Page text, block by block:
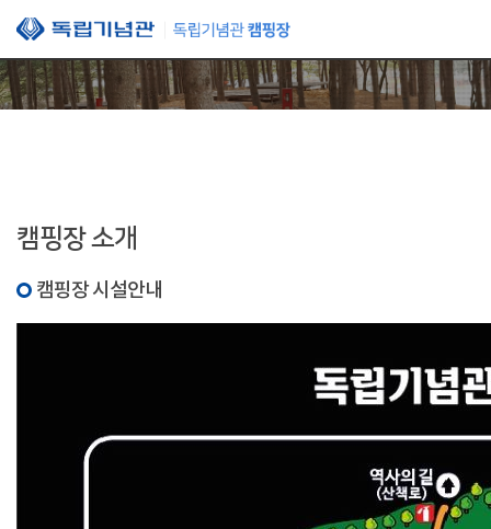
본문 바로가기
캠핑장 소개
캠핑장 시설안내